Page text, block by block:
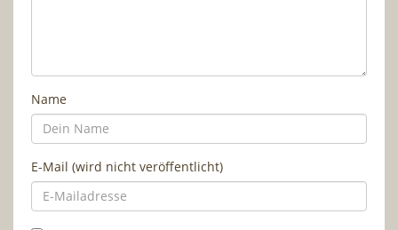
Name
E-Mail (wird nicht veröffentlicht)